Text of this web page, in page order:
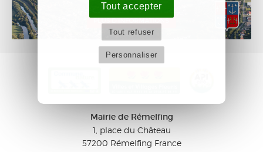
Tout accepter
Tout refuser
Personnaliser
Mairie de Rémelfing
1, place du Château
57200 Rémelfing France